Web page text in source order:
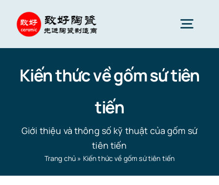
content
Gốm sứ tiên tiến
Phụ tùng gốm sứ
Dịch vụ
Ứng dụng gốm sứ
Kiến thức về gốm sứ tiên
tiến
Giới thiệu và thông số kỹ thuật của gốm sứ
tiên tiến
Trang chủ » Kiến thức về gốm sứ tiên tiến